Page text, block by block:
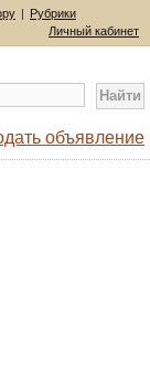
| Рубрики
Личный кабинет
объявление